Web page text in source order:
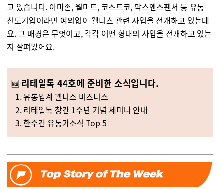
고 있습니다. 아마존, 월마트, 코스트코, 막스앤스펜서 등 유통
선도기업이라면 예외없이 웰니스 관련 사업을 전개하고 있는데
요. 그 배경은 무엇이고, 각각 어떤 형태의 사업을 전개하고 있는
지 살펴봤어요.
🆕리테일톡 44호에 준비한 소식입니다.
1. 유통업계 웰니스 비즈니스
2. 리테일톡 창간 1주년 기념 세미나 안내
3. 한주간 유통가소식 Top 5